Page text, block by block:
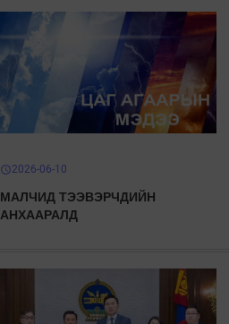
schedule2026-06-10
МАЛЧИД ТЭЭВЭРЧДИЙН
АНХААРАЛД